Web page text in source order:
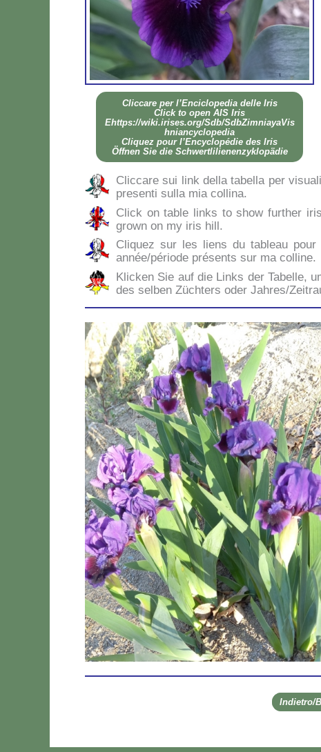
Clic­ca­re per l’En­ci­clo­pe­dia del­le Iris
Click to open AIS Iris
Ehttps://wiki.irises.org/Sdb/SdbZimniayaVis
hniancyclopedia
Cli­quez pour l’En­cy­clo­pé­die des Iris
Öff­nen Sie die Sch­wer­tli­lie­nen­zy­klo­pä­die
Clic­ca­re sui link del­la ta­bel­la per
pre­sen­ti sul­la mia col­li­na.
Click on ta­ble links to show fur­ther
gro­wn on my iris hill.
Cli­quez sur les liens du ta­bleau
année/période pré­sen­ts sur ma col­li­ne.
Klic­ken Sie auf die Links der Ta­bel­le,
des sel­ben Zü­ch­ters oder Jahres/
Indietro/